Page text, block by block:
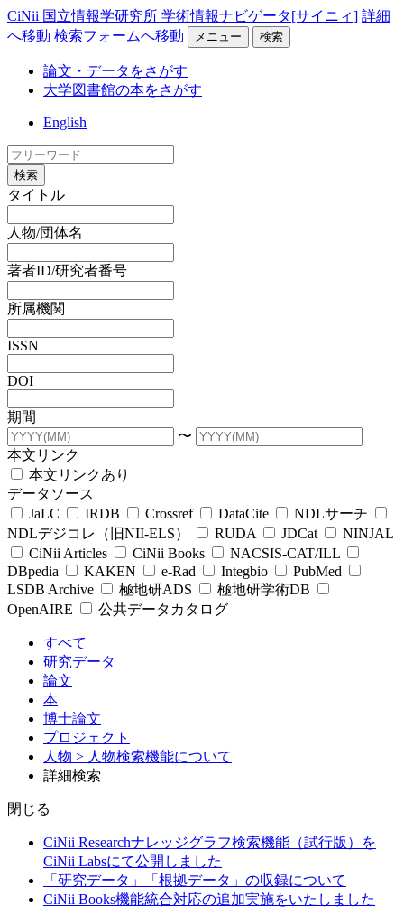
CiNii 国立情報学研究所 学術情報ナビゲータ[サイニィ] 詳細
へ移動 検索フォームへ移動 メニュー 検索
論文・データをさがす
大学図書館の本をさがす
English
検索
タイトル
人物/団体名
著者ID/研究者番号
所属機関
ISSN
DOI
期間
〜
本文リンク
本文リンクあり
データソース
JaLC
IRDB Crossref DataCite
NDLサーチ
NDLデジコレ（旧NII-ELS）
RUDA JDCat
NINJAL
CiNii Articles
CiNii Books
NACSIS-CAT/ILL
DBpedia
KAKEN e-Rad Integbio
PubMed
LSDB Archive
極地研ADS
極地研学術DB
OpenAIRE
公共データカタログ
すべて
研究データ
論文
本
博士論文
プロジェクト
人物 > 人物検索機能について
詳細検索
閉じる
CiNii Researchナレッジグラフ検索機能（試行版）を
CiNii Labsにて公開しました
「研究データ」「根拠データ」の収録について
CiNii Books機能統合対応の追加実施をいたしました